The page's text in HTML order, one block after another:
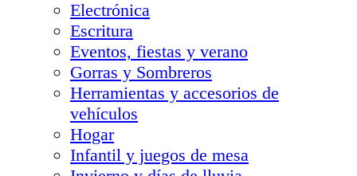
Electrónica
Escritura
Eventos, fiestas y verano
Gorras y Sombreros
Herramientas y accesorios de
vehículos
Hogar
Infantil y juegos de mesa